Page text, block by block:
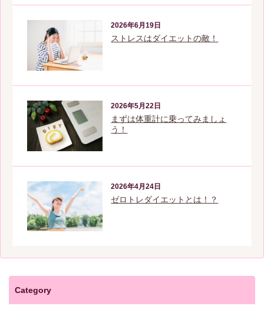
2026年6月19日
ストレスはダイエットの敵！
2026年5月22日
まずは体重計に乗ってみましょ
う！
2026年4月24日
ゼロトレダイエットとは！？
Category